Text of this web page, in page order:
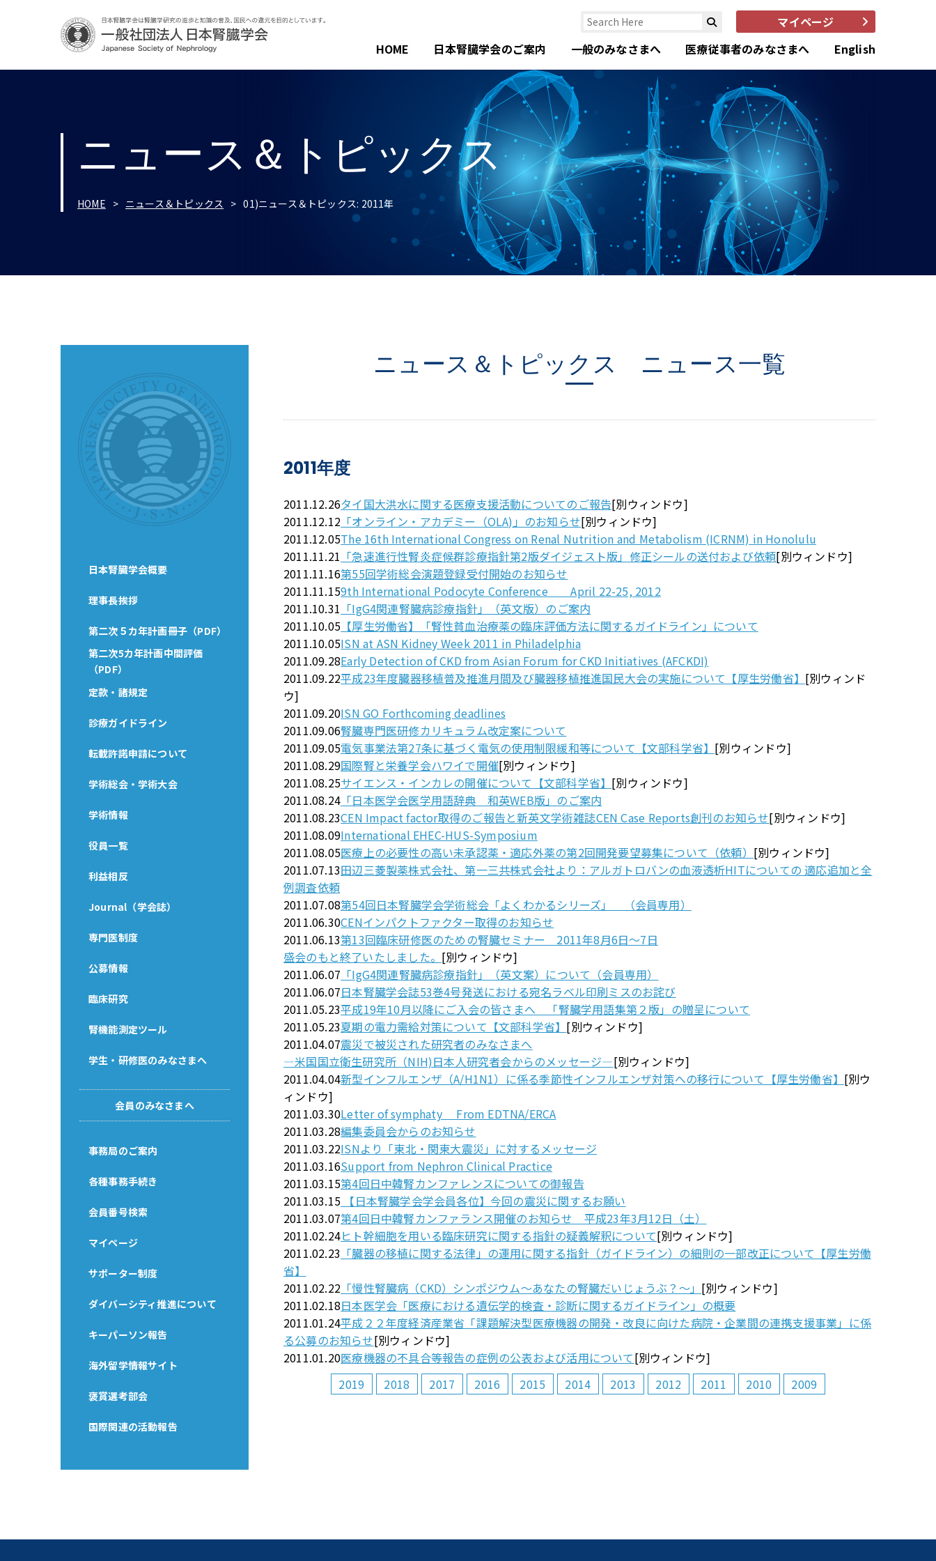
マイページ
HOME
日本腎臓学会のご案内 一般のみなさまへ 医療従事者のみなさまへ English
ニュース＆トピックス
HOME ニュース＆トピックス 01)ニュース＆トピックス: 2011年
日本腎臓学会概要
理事長挨拶
第二次５カ年計画冊子（PDF）
第二次5カ年計画中間評価
（PDF）
定款・諸規定
診療ガイドライン
転載許諾申請について
学術総会・学術大会
学術情報
役員一覧
利益相反
Journal（学会誌）
専門医制度
公募情報
臨床研究
腎機能測定ツール
学生・研修医のみなさまへ
会員のみなさまへ
事務局のご案内
各種事務手続き
会員番号検索
マイページ
サポーター制度
ダイバーシティ推進について
キーパーソン報告
海外留学情報サイト
褒賞選考部会
国際関連の活動報告
ニュース＆トピックス ニュース一覧
2011年度
2011.12.26タイ国大洪水に関する医療支援活動についてのご報告[別ウィンドウ]
2011.12.12 「オンライン・アカデミー（OLA)」のお知らせ[別ウィンドウ]
2011.12.05The 16th International Congress on Renal Nutrition and Metabolism (ICRNM) in Honolulu
2011.11.21 「急速進行性腎炎症候群診療指針第2版ダイジェスト版」修正シールの送付および依頼[別ウィンドウ]
2011.11.16第55回学術総会演題登録受付開始のお知らせ
2011.11.159th International Podocyte Conference April 22-25, 2012
2011.10.31 「IgG4関連腎臓病診療指針」（英文版）のご案内
2011.10.05 【厚生労働省】「腎性貧血治療薬の臨床評価方法に関するガイドライン」について
2011.10.05ISN at ASN Kidney Week 2011 in Philadelphia
2011.09.28Early Detection of CKD from Asian Forum for CKD Initiatives (AFCKDI)
2011.09.22平成23年度臓器移植普及推進月間及び臓器移植推進国民大会の実施について【厚生労働省】 [別ウィンド
ウ]
2011.09.20ISN GO Forthcoming deadlines
2011.09.06腎臓専門医研修カリキュラム改定案について
2011.09.05電気事業法第27条に基づく電気の使用制限緩和等について【文部科学省】 [別ウィンドウ]
2011.08.29国際腎と栄養学会ハワイで開催[別ウィンドウ]
2011.08.25サイエンス・インカレの開催について【文部科学省】 [別ウィンドウ]
2011.08.24 「日本医学会医学用語辞典 和英WEB版」のご案内
2011.08.23CEN Impact factor取得のご報告と新英文学術雑誌CEN Case Reports創刊のお知らせ[別ウィンドウ]
2011.08.09International EHEC-HUS-Symposium
2011.08.05医療上の必要性の高い未承認薬・適応外薬の第2回開発要望募集について（依頼） [別ウィンドウ]
2011.07.13田辺三菱製薬株式会社、第一三共株式会社より：アルガトロバンの血液透析HITについての 適応追加と全
例調査依頼
2011.07.08第54回日本腎臓学会学術総会「よくわかるシリーズ」 （会員専用）
2011.06.30CENインパクトファクター取得のお知らせ
2011.06.13第13回臨床研修医のための腎臓セミナー 2011年8月6日～7日
盛会のもと終了いたしました。 [別ウィンドウ]
2011.06.07 「IgG4関連腎臓病診療指針」（英文案）について（会員専用）
2011.06.07日本腎臓学会誌53巻4号発送における宛名ラベル印刷ミスのお詫び
2011.05.23平成19年10月以降にご入会の皆さまへ 「腎臓学用語集第２版」の贈呈について
2011.05.23夏期の電力需給対策について【文部科学省】 [別ウィンドウ]
2011.04.07震災で被災された研究者のみなさまへ
―米国国立衛生研究所（NIH)日本人研究者会からのメッセージ―[別ウィンドウ]
2011.04.04新型インフルエンザ（A/H1N1）に係る季節性インフルエンザ対策への移行について【厚生労働省】 [別ウ
ィンドウ]
2011.03.30Letter of symphaty From EDTNA/ERCA
2011.03.28編集委員会からのお知らせ
2011.03.22ISNより「東北・関東大震災」に対するメッセージ
2011.03.16Support from Nephron Clinical Practice
2011.03.15第4回日中韓腎カンファレンスについての御報告
2011.03.15 【日本腎臓学会学会員各位】今回の震災に関するお願い
2011.03.07第4回日中韓腎カンファランス開催のお知らせ 平成23年3月12日（土）
2011.02.24ヒト幹細胞を用いる臨床研究に関する指針の疑義解釈について[別ウィンドウ]
2011.02.23 「臓器の移植に関する法律」の運用に関する指針（ガイドライン）の細則の一部改正について【厚生労働
省】
2011.02.22 「慢性腎臓病（CKD）シンポジウム～あなたの腎臓だいじょうぶ？～」 [別ウィンドウ]
2011.02.18日本医学会「医療における遺伝学的検査・診断に関するガイドライン」の概要
2011.01.24平成２２年度経済産業省「課題解決型医療機器の開発・改良に向けた病院・企業間の連携支援事業」に係
る公募のお知らせ[別ウィンドウ]
2011.01.20医療機器の不具合等報告の症例の公表および活用について[別ウィンドウ]
2019
2018 2017 2016 2015 2014 2013 2012 2011 2010 2009